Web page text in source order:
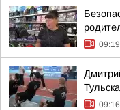
09:19
09:16